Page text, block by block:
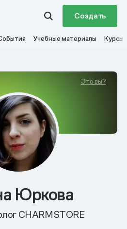
Создать
Учебные материалы Курсы
Это вы?
Юркова
CHARMSTORE